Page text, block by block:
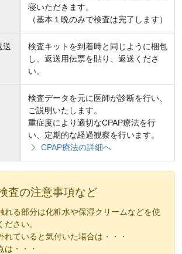
寝いただきます。
（基本１晩のみで検査は完了します）
送
検査キットを到着時と同じように梱包
し、返送用伝票を貼り、返送くださ
い。
検査データを元に医師が診断を行い、
ご説明いたします。
重症度により適切なCPAP療法を行
い、定期的な経過観察を行います。
CPAP療法の詳細へ
査の注意事項など
れる部分は化粧水や保湿クリームなどを使
ださい。
れていると気付いた場合は・・・
は・・・